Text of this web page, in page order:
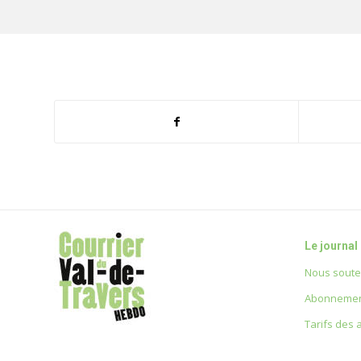
Hier soir, le FC Val-de-Travers a
montré un très bon et très abouti
football pour écarter d'un revers du
pied Erguël (3e ligue aussi) dans le
cadre des 16e de finale ...
Le journal
Nous
Tarifs des